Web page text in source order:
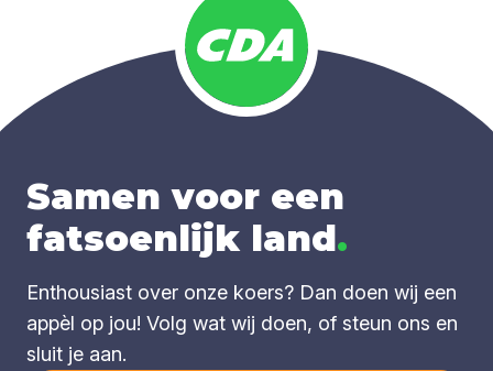
Samen voor een
fatsoenlijk land.
Enthousiast over onze koers? Dan doen wij een
appèl op jou! Volg wat wij doen, of steun ons en
sluit je aan.